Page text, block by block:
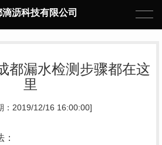
滴沥科技有限公司
都漏水检测步骤都在这
里
：2019/12/16 16:00:00]